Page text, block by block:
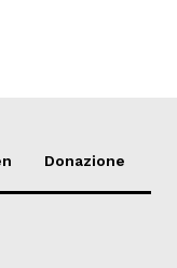
Donazione